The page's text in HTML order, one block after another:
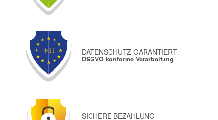
DATENSCHUTZ GARANTIERT
DSGVO-konforme Verarbeitung
SICHERE BEZAHLUNG